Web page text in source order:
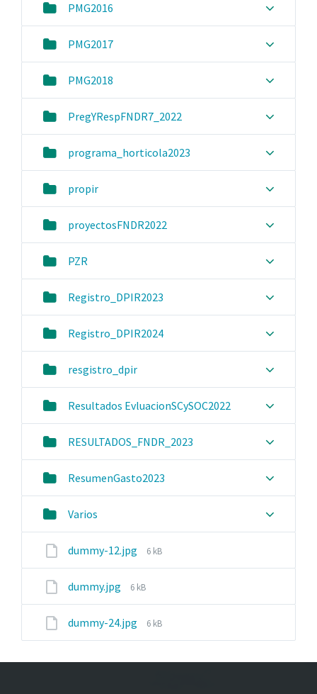
PMG2016
PMG2017
PMG2018
PregYRespFNDR7_2022
programa_horticola2023
propir
proyectosFNDR2022
PZR
Registro_DPIR2023
Registro_DPIR2024
resgistro_dpir
Resultados EvluacionSCySOC2022
RESULTADOS_FNDR_2023
ResumenGasto2023
Varios
dummy-12.jpg
File
6 kB
dummy.jpg
File
6 kB
dummy-24.jpg
File
6 kB